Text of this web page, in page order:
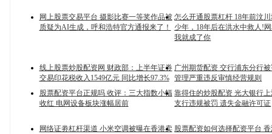
网上股票交易平台 摄影比赛一等奖作品被
质疑为AI生成，呼和浩特官方通报来了！
怎么开通股票杠杆 18年前汶
少年，18年后在洪水中救人!
我就成了你
线上股票炒股配资网 财政部：上半年证券
交易印花税收入1549亿元 同比增长97.3%
广州期货配资 交行浦东分行
管理严重违反审慎经营规则
股票配资平台正规吗 收评：三大指数小幅
收红 电网设备板块涨幅居前
靠得住的炒股配资 光大银行
支行违规被罚 遗失金融许可证
网络证劵杠杆渠道 小米空调被曝在香港卖 股票配资如何选择配资平台